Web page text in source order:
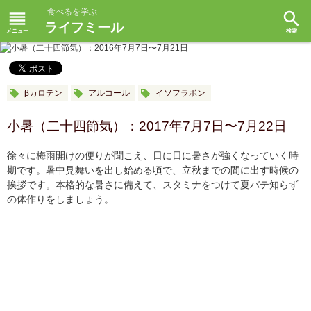
reorder 食べるを学ぶ
ライフミール search
βカロテン アルコール イソフラボン
小暑（二十四節気）：2017年7月7日〜7月22日
徐々に梅雨開けの便りが聞こえ、日に日に暑さが強くなっていく時
期です。暑中見舞いを出し始める頃で、立秋までの間に出す時候の
挨拶です。本格的な暑さに備えて、スタミナをつけて夏バテ知らず
の体作りをしましょう。